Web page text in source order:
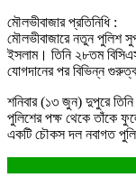
মৌলভীবাজার প্রতিনিধি :
মৌলভীবাজারে নতুন পুলিশ
ইসলাম। তিনি ২৮তম
যোগদানের পর বিভিন্ন
শনিবার (১৩ জুন) দুপুরে
পুলিশের পক্ষ থেকে তাঁকে
একটি চৌকস দল নবাগত